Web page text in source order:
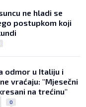
ne hladi se
postupkom koji
odmor u Italiju i
vraćaju: "Mjesečni
na trećinu"
0